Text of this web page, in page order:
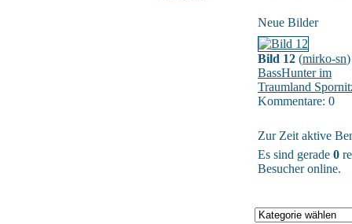
Neue Bilder
Bild 12 (mirko-sn)
BassHunter im
Traumland
Kommentare: 0
Zur Zeit aktive
Es sind gerade 0
Besucher online.